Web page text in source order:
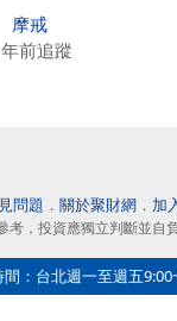
摩戒
前追蹤
問題 ． 關於聚財網． 加
，投資應獨立判斷並自
：台北週一至週五